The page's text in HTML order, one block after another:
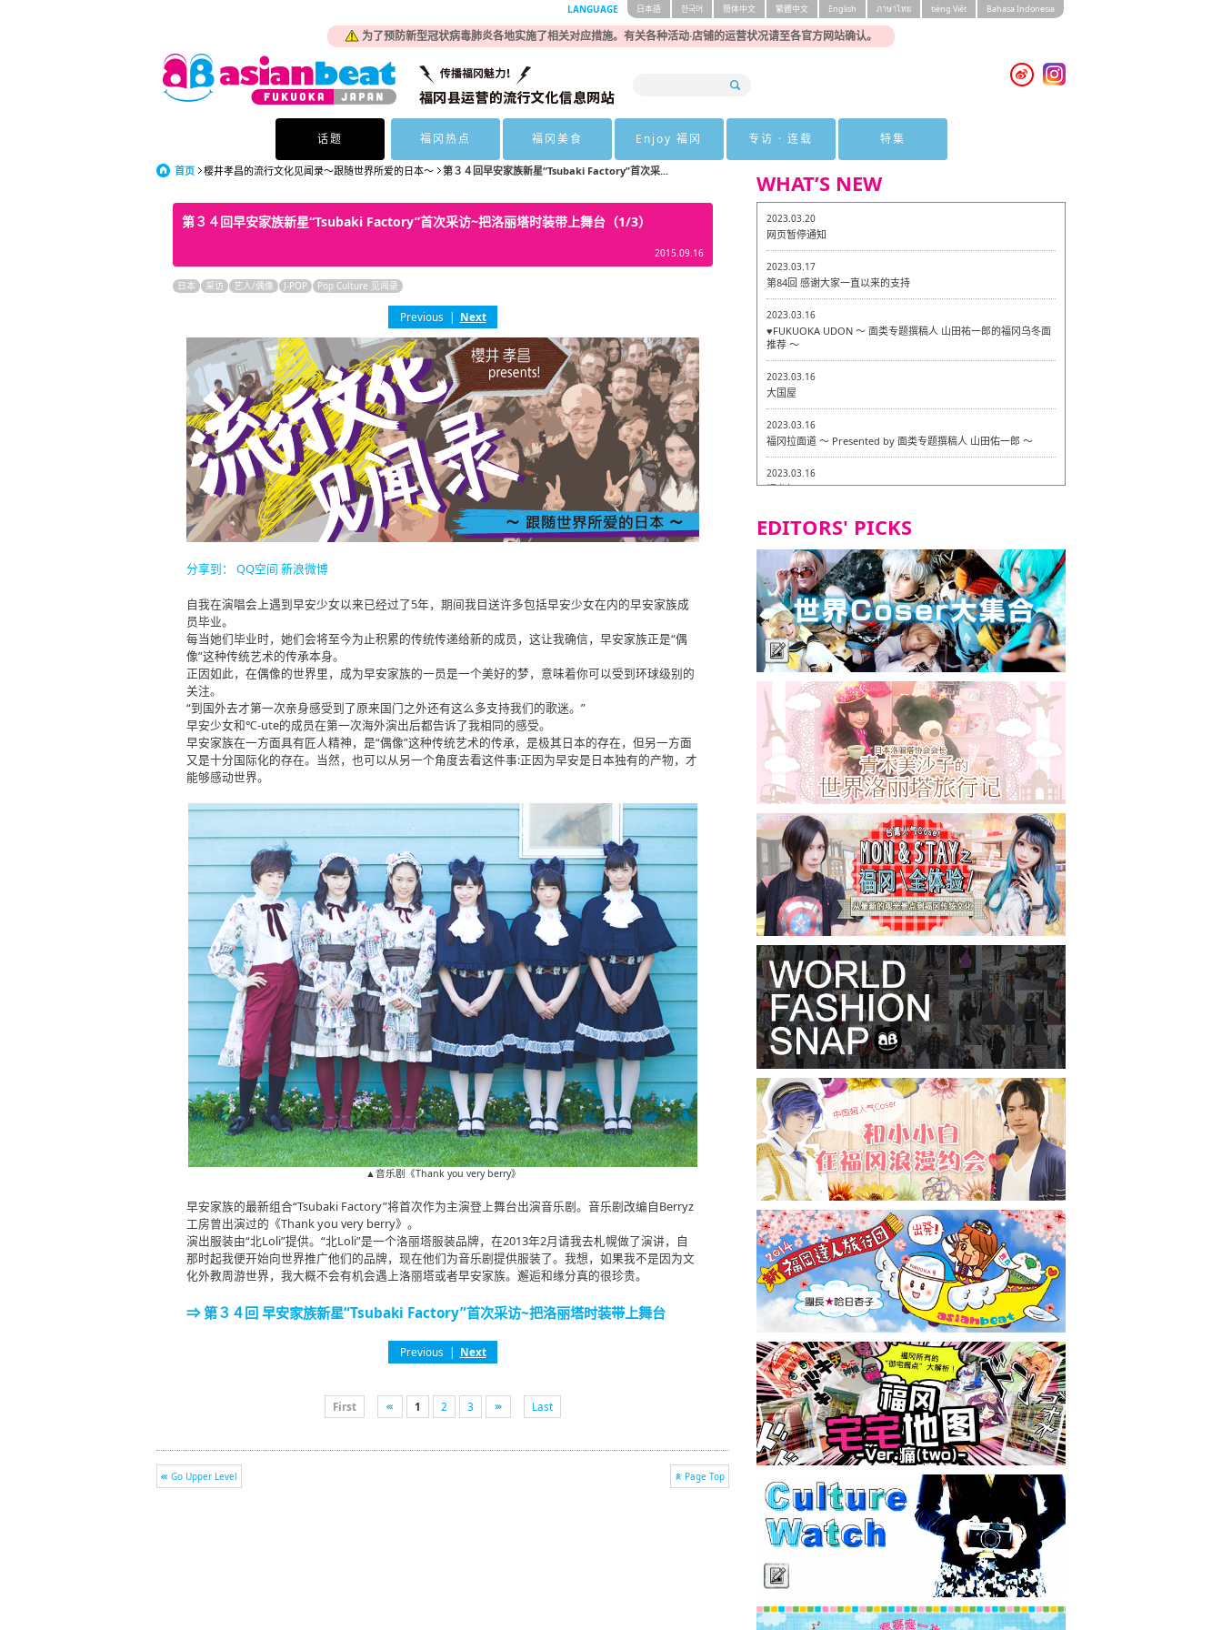
为了预防新型冠状病毒肺炎各地实施了相关对应措施。有关各种活动·店铺的运营状况请至各官方网站确认。
LANGUAGE 日本語 한국어 簡体中文 繁體中文 English ภาษาไทย tiéng Viêt Bahasa Indonesia
话题 福冈热点 福冈美食 Enjoy 福冈 专访 · 连载 特集
首页 樱井孝昌的流行文化见闻录～跟随世界所爱的日本～ 第３４回早安家族新星“Tsubaki Factory”首次采...
第３４回早安家族新星“Tsubaki Factory”首次采访~把洛丽塔时装带上舞台（1/3）
2015.09.16
日本 采访 艺人/偶像 J-POP Pop Culture 见闻录
Previous | Next
分享到： QQ空间 新浪微博
自我在演唱会上遇到早安少女以来已经过了5年，期间我目送许多包括早安少女在内的早安家族成
员毕业。
每当她们毕业时，她们会将至今为止积累的传统传递给新的成员，这让我确信，早安家族正是“偶
像”这种传统艺术的传承本身。
正因如此，在偶像的世界里，成为早安家族的一员是一个美好的梦，意味着你可以受到环球级别的
关注。
“到国外去才第一次亲身感受到了原来国门之外还有这么多支持我们的歌迷。”
早安少女和℃-ute的成员在第一次海外演出后都告诉了我相同的感受。
早安家族在一方面具有匠人精神，是“偶像”这种传统艺术的传承，是极其日本的存在，但另一方面
又是十分国际化的存在。当然，也可以从另一个角度去看这件事:正因为早安是日本独有的产物，才
能够感动世界。
▲音乐剧《Thank you very berry》
早安家族的最新组合“Tsubaki Factory”将首次作为主演登上舞台出演音乐剧。音乐剧改编自Berryz
工房曾出演过的《Thank you very berry》。
演出服装由“北Loli”提供。“北Loli”是一个洛丽塔服装品牌，在2013年2月请我去札幌做了演讲，自
那时起我便开始向世界推广他们的品牌，现在他们为音乐剧提供服装了。我想，如果我不是因为文
化外教周游世界，我大概不会有机会遇上洛丽塔或者早安家族。邂逅和缘分真的很珍贵。
⇒ 第３４回 早安家族新星“Tsubaki Factory”首次采访~把洛丽塔时装带上舞台
Previous | Next
First 1 2 3 Last
Go Upper Level Page Top
WHAT’S NEW
2023.03.20
网页暂停通知
2023.03.17
第84回 感谢大家一直以来的支持
2023.03.16
♥FUKUOKA UDON ～ 面类专题撰稿人 山田祐一郎的福冈乌冬面
推荐 ～
2023.03.16
大国屋
2023.03.16
福冈拉面道 〜 Presented by 面类专题撰稿人 山田佑一郎 〜
2023.03.16
福龙轩
2023.03.07
Isogiyokarazu 博多总店 〜 严格素食主义・素食主义者的菜单试
的试吃之旅 in 福冈市！〜
2023.03.07
严格素食主义・素食主义者的菜单试的试吃之旅 in 福冈市！
2023.03.02
Little Stand 大名店 〜 严格素食主义・素食主义者的菜单试的试
吃之旅 in 福冈市！〜
2023.02.28
东筑轩 折尾本社乌冬店
EDITORS' PICKS